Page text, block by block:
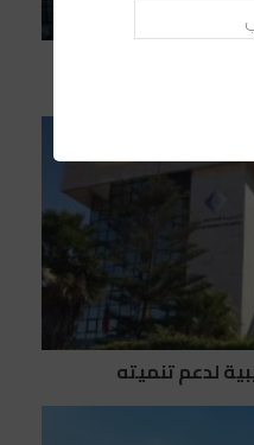
إفريقيا في مراكز
لدعم تنميته